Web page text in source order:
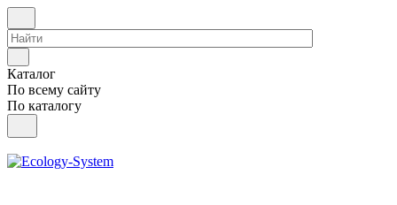
Каталог
По всему сайту
По каталогу